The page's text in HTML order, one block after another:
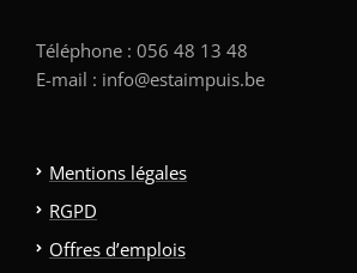
Téléphone : 056 48 13 48
E-mail : info@estaimpuis.be
Mentions légales
RGPD
Offres d’emplois